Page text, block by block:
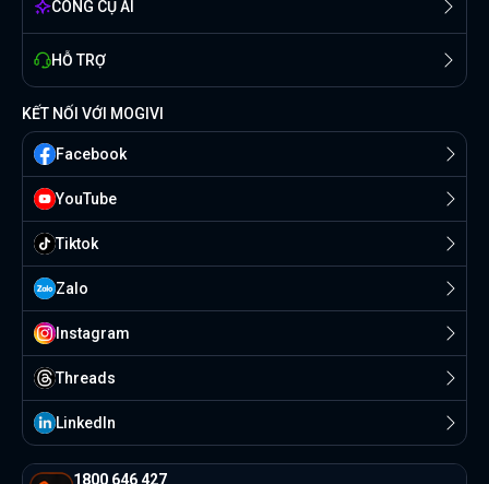
CÔNG CỤ AI
HỖ TRỢ
1800 646 427
KẾT NỐI VỚI MOGIVI
Facebook
YouTube
Tiktok
Zalo
Instagram
Threads
Linkedln